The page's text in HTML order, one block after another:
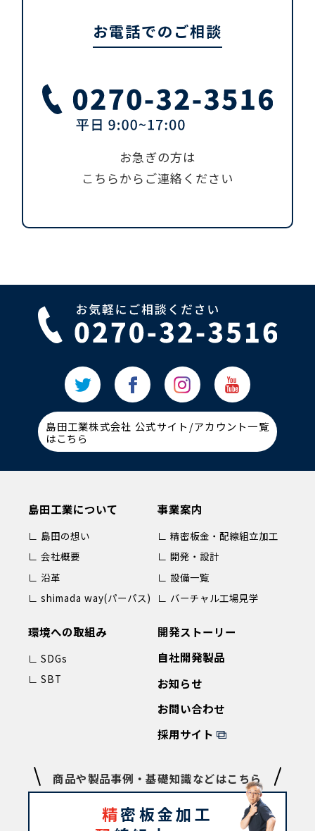
お電話でのご相談
お急ぎの方は
こちらからご連絡ください
島田工業株式会社 公式サイト/アカウント一覧
はこちら
島田工業について
∟ 島田の想い
∟ 会社概要
∟ 沿革
∟ shimada way(パーパス)
事業案内
∟ 精密板金・配線組立加工
∟ 開発・設計
∟ 設備一覧
∟ バーチャル工場見学
環境への取組み
∟ SDGs
∟ SBT
開発ストーリー
自社開発製品
お知らせ
お問い合わせ
採用サイト
商品や製品事例・基礎知識などはこちら
精密板金加工